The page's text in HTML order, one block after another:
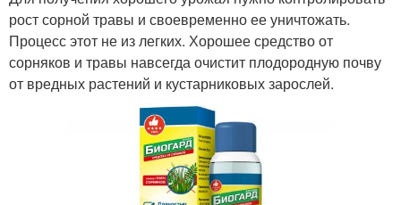
рост сорной травы и своевременно ее уничтожать.
Процесс этот не из легких. Хорошее средство от
сорняков и травы навсегда очистит плодородную почву
от вредных растений и кустарниковых зарослей.